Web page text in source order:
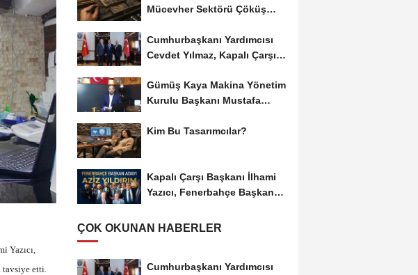
Yazıcı,
tavsiye etti.
Mücevher Sektörü Çöküş
Cumhurbaşkanı Yardımcısı
Cevdet Yılmaz, Kapalı Çarşı
Gümüş Kaya Makina Yönetim
Kurulu Başkanı Mustafa
Kim Bu Tasarımcılar?
Kapalı Çarşı Başkanı İlhami
Yazıcı, Fenerbahçe Başkan
ÇOK OKUNAN HABERLER
Cumhurbaşkanı Yardımcısı